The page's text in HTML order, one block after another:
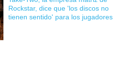
Rockstar, dice que 'los discos no
tienen sentido' para los jugadores